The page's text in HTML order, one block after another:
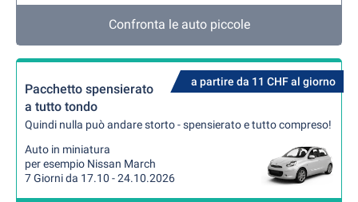
Confronta le auto piccole
a partire da 11 CHF al giorno
Pacchetto spensierato
a tutto tondo
Quindi nulla può andare storto - spensierato e tutto compreso!
Auto in miniatura
per esempio Nissan March
7 Giorni da 17.10 - 24.10.2026